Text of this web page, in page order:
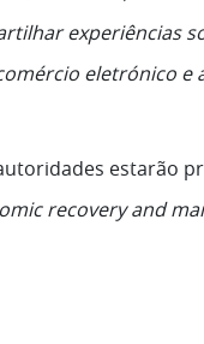
experiências
eletrónico e
estarão
recovery and